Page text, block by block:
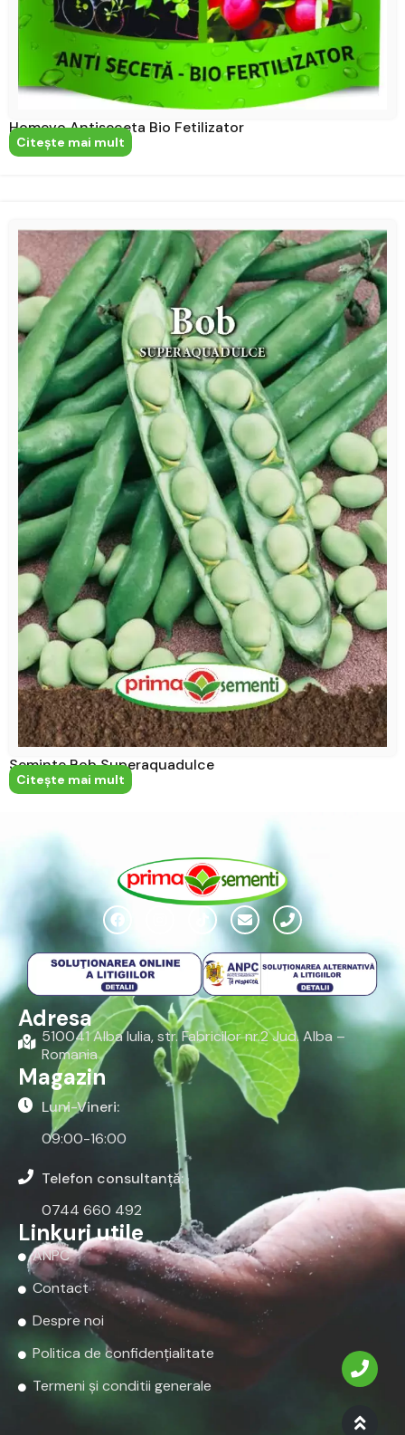
Homevo Antiseceta Bio Fetilizator
Citeşte mai mult
Seminte Bob Superaquadulce
Citeşte mai mult
Adresa
510041 Alba Iulia, str. Fabricilor nr.2 Jud. Alba –
Romania
Magazin
Luni-Vineri:
09:00-16:00
Telefon consultanță:
0744 660 492
Linkuri utile
ANPC
Contact
Despre noi
Politica de confidențialitate
Termeni și conditii generale